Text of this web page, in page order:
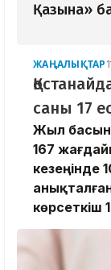
Қазына»
ЖАҢАЛЫҚТАР
саны 17
Жыл
167
кезеңінде
көрсеткіш